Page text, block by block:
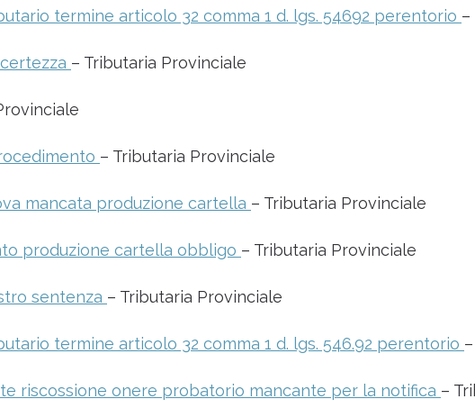
termine articolo 32 comma 1 d. lgs. 54692 perentorio –
– Tributaria Provinciale
– Tributaria Provinciale
mancata produzione cartella – Tributaria Provinciale
produzione cartella obbligo – Tributaria Provinciale
sentenza – Tributaria Provinciale
termine articolo 32 comma 1 d. lgs. 546.92 perentorio
riscossione onere probatorio mancante per la notifica –